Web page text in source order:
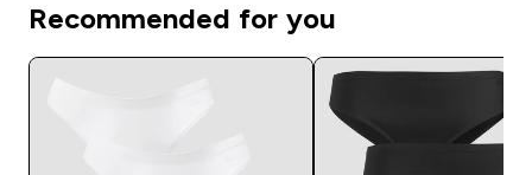
Recommended for you